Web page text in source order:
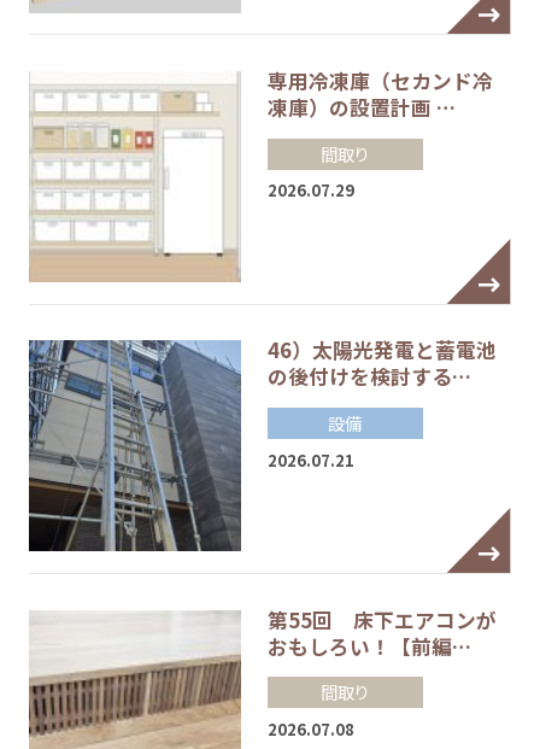
専用冷凍庫（セカンド冷
凍庫）の設置計画 …
間取り
2026.07.29
46）太陽光発電と蓄電池
の後付けを検討する…
設備
2026.07.21
第55回 床下エアコンが
おもしろい！【前編…
間取り
2026.07.08